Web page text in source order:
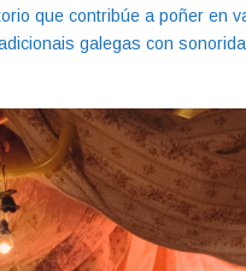
que contribúe a poñer en
galegas con